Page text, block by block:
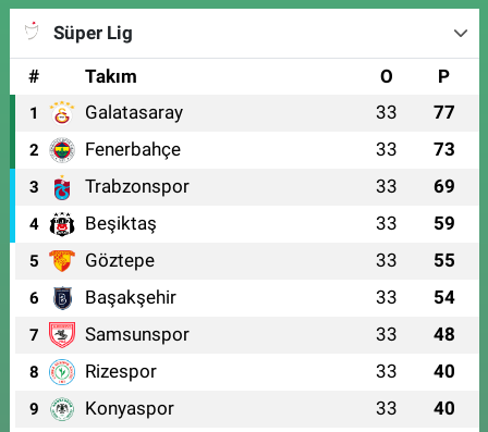
Süper Lig
#
Takım O P
1 Galatasaray 33 77
2 Fenerbahçe 33 73
3 Trabzonspor 33 69
4 Beşiktaş 33 59
5 Göztepe 33 55
6 Başakşehir 33 54
7 Samsunspor 33 48
8 Rizespor 33 40
9 Konyaspor 33 40